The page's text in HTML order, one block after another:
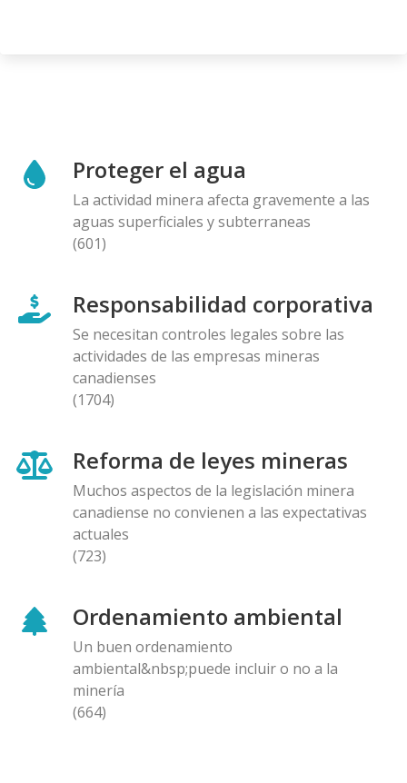
Proteger el agua
La actividad minera afecta gravemente a las
aguas superficiales y subterraneas
(601)
Responsabilidad corporativa
Se necesitan controles legales sobre las
actividades de las empresas mineras
canadienses
(1704)
Reforma de leyes mineras
Muchos aspectos de la legislación minera
canadiense no convienen a las expectativas
actuales
(723)
Ordenamiento ambiental
Un buen ordenamiento
ambiental&nbsp;puede incluir o no a la
minería
(664)